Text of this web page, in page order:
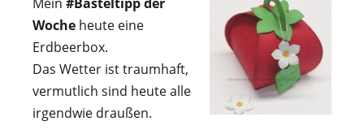
Woche heute eine
Erdbeerbox.
Das Wetter ist traumhaft,
vermutlich sind heute alle
irgendwie draußen.